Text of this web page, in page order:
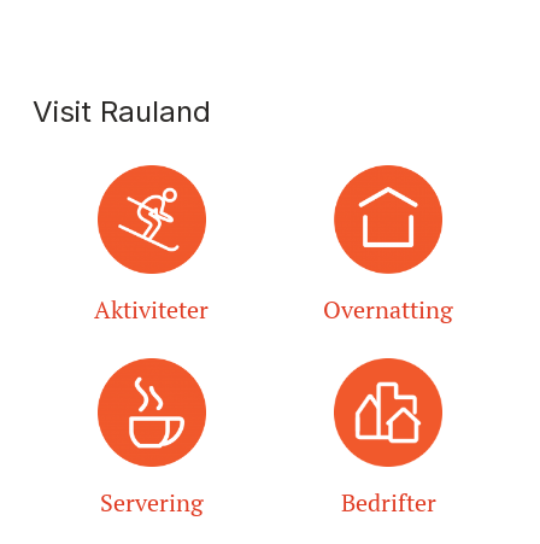
Visit Rauland
Aktiviteter Overnatting
Servering Bedrifter